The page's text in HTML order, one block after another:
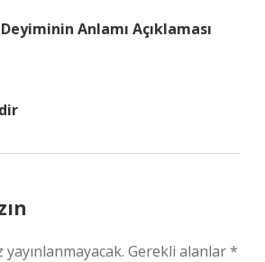
Anlamı Açıklaması
Gerekli alanlar*